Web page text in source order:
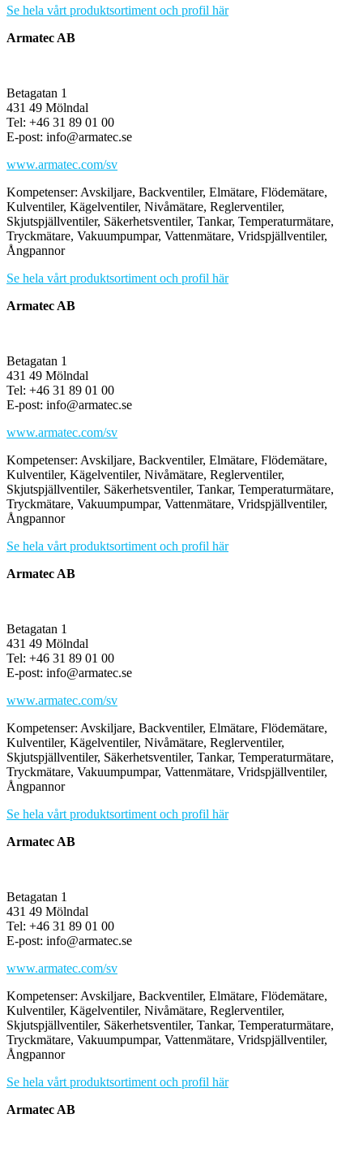
Se hela vårt produktsortiment och profil här
Armatec AB
Betagatan 1
431 49 Mölndal
Tel: +46 31 89 01 00
E-post: info@armatec.se
www.armatec.com/sv
Kompetenser: Avskiljare, Backventiler, Elmätare, Flödemätare,
Kulventiler, Kägelventiler, Nivåmätare, Reglerventiler,
Skjutspjällventiler, Säkerhetsventiler, Tankar, Temperaturmätare,
Tryckmätare, Vakuumpumpar, Vattenmätare, Vridspjällventiler,
Ångpannor
Se hela vårt produktsortiment och profil här
Armatec AB
Betagatan 1
431 49 Mölndal
Tel: +46 31 89 01 00
E-post: info@armatec.se
www.armatec.com/sv
Kompetenser: Avskiljare, Backventiler, Elmätare, Flödemätare,
Kulventiler, Kägelventiler, Nivåmätare, Reglerventiler,
Skjutspjällventiler, Säkerhetsventiler, Tankar, Temperaturmätare,
Tryckmätare, Vakuumpumpar, Vattenmätare, Vridspjällventiler,
Ångpannor
Se hela vårt produktsortiment och profil här
Armatec AB
Betagatan 1
431 49 Mölndal
Tel: +46 31 89 01 00
E-post: info@armatec.se
www.armatec.com/sv
Kompetenser: Avskiljare, Backventiler, Elmätare, Flödemätare,
Kulventiler, Kägelventiler, Nivåmätare, Reglerventiler,
Skjutspjällventiler, Säkerhetsventiler, Tankar, Temperaturmätare,
Tryckmätare, Vakuumpumpar, Vattenmätare, Vridspjällventiler,
Ångpannor
Se hela vårt produktsortiment och profil här
Armatec AB
Betagatan 1
431 49 Mölndal
Tel: +46 31 89 01 00
E-post: info@armatec.se
www.armatec.com/sv
Kompetenser: Avskiljare, Backventiler, Elmätare, Flödemätare,
Kulventiler, Kägelventiler, Nivåmätare, Reglerventiler,
Skjutspjällventiler, Säkerhetsventiler, Tankar, Temperaturmätare,
Tryckmätare, Vakuumpumpar, Vattenmätare, Vridspjällventiler,
Ångpannor
Se hela vårt produktsortiment och profil här
Armatec AB